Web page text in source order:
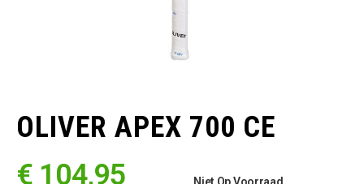
begin
van
afbeeldingen-
OLIVER APEX 700 CE
€ 104,95